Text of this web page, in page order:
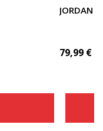
JORDAN
79,99 €